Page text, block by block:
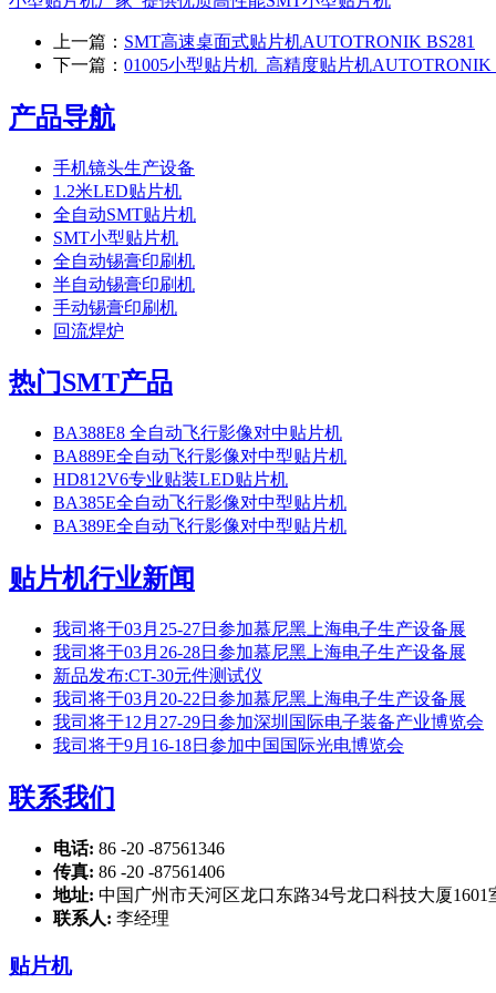
上一篇： SMT高速桌面式贴片机AUTOTRONIK BS281
下一篇： 01005小型贴片机_高精度贴片机AUTOTRONIK
产品导航
手机镜头生产设备
1.2米LED贴片机
全自动SMT贴片机
SMT小型贴片机
全自动锡膏印刷机
半自动锡膏印刷机
手动锡膏印刷机
回流焊炉
热门SMT产品
BA388E8 全自动飞行影像对中贴片机
BA889E全自动飞行影像对中型贴片机
HD812V6专业贴装LED贴片机
BA385E全自动飞行影像对中型贴片机
BA389E全自动飞行影像对中型贴片机
贴片机行业新闻
我司将于03月25-27日参加慕尼黑上海电子生产设备展
我司将于03月26-28日参加慕尼黑上海电子生产设备展
新品发布:CT-30元件测试仪
我司将于03月20-22日参加慕尼黑上海电子生产设备展
我司将于12月27-29日参加深圳国际电子装备产业博览会
我司将于9月16-18日参加中国国际光电博览会
联系我们
电话: 86 -20 -87561346
传真: 86 -20 -87561406
地址: 中国广州市天河区龙口东路34号龙口科技大厦1601
联系人: 李经理
贴片机